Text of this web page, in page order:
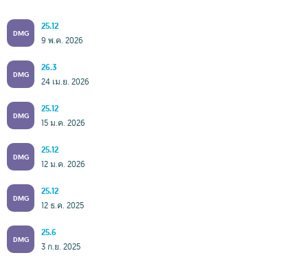
DMG
25.12
9 พ.ค. 2026
DMG
26.3
24 เม.ย. 2026
DMG
25.12
15 ม.ค. 2026
DMG
25.12
12 ม.ค. 2026
DMG
25.12
12 ธ.ค. 2025
DMG
25.6
3 ก.ย. 2025